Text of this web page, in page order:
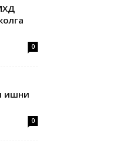
0
ишни
0